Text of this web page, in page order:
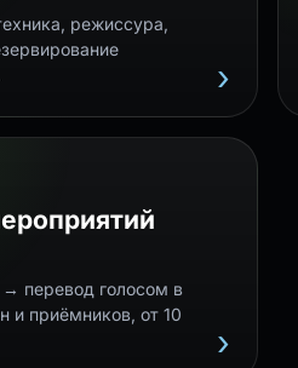
режиссура,
перевод голосом в
и приёмников, от 10